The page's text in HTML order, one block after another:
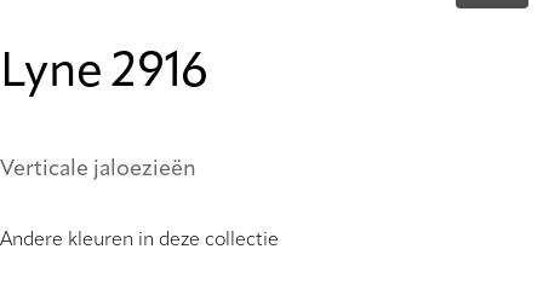
Lyne 2916
Verticale jaloezieën
Andere kleuren in deze collectie